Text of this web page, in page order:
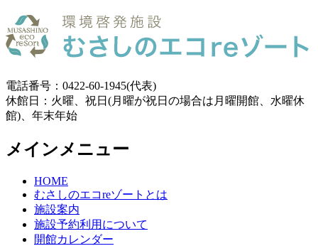
電話番号：0422-60-1945(代表)
休館日：火曜、祝日(月曜が祝日の場合は月曜開館、水曜休
館)、年末年始
メインメニュー
HOME
むさしのエコreゾートとは
施設案内
施設予約利用について
開館カレンダー